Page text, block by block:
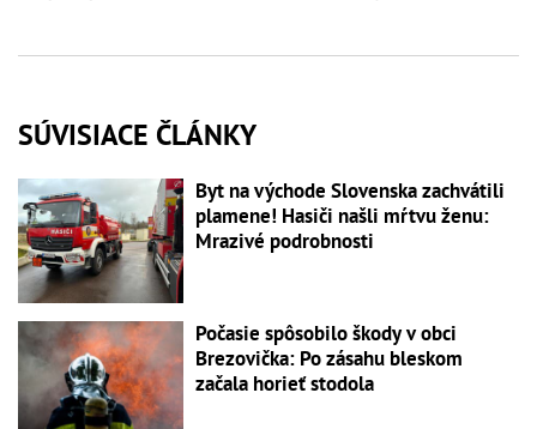
SÚVISIACE ČLÁNKY
Byt na východe Slovenska zachvátili
plamene! Hasiči našli mŕtvu ženu:
Mrazivé podrobnosti
Počasie spôsobilo škody v obci
Brezovička: Po zásahu bleskom
začala horieť stodola